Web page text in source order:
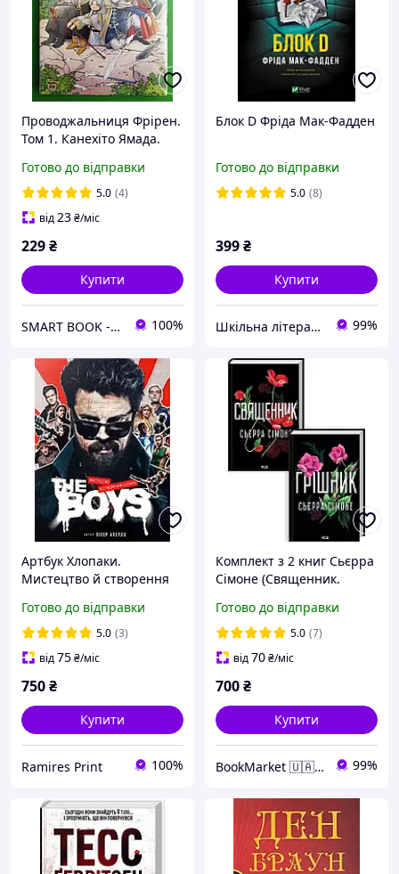
Проводжальниця Фрірен.
Том 1. Канехіто Ямада.
Готово до відправки
5.0 (4)
від23₴/міс
229₴
Купити
SMART BOOK - Ваші улюблені книги 100%
Блок D Фріда Мак-Фадден
Готово до відправки
5.0 (8)
399₴
Купити
Шкільна література 99%
Артбук Хлопаки.
Мистецтво й створення
Making of The Boys /
Mimir Media
Готово до відправки
5.0 (3)
від75₴/міс
750₴
Купити
Ramires Print 100%
Комплект з 2 книг Сьєрра
Сімоне (Священник.
2)
Готово до відправки
5.0 (7)
від70₴/міс
700₴
Купити
BookMarket 🇺🇦 Україна 99%